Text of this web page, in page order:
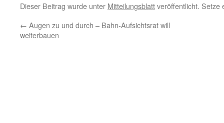
Dieser Beitrag wurde unter Mitteilungsblattveröffentlicht. Setze
← Augen zu und durch – Bahn-Aufsichtsrat will
weiterbauen